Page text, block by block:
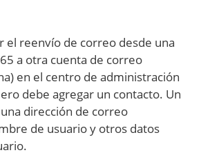
el reenvío de correo desde una
a otra cuenta de correo
en el centro de administración
debe agregar un contacto. Un
dirección de correo
de usuario y otros datos